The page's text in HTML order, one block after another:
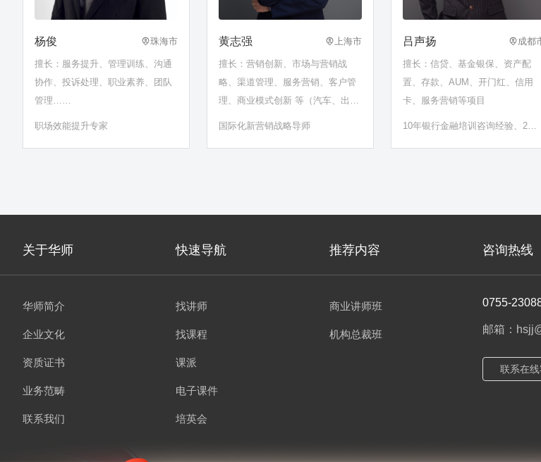
杨俊 珠海市
擅长：服务提升、管理训练、沟通
协作、投诉处理、职业素养、团队
管理……
职场效能提升专家
黄志强 上海市
擅长：营销创新、市场与营销战
略、渠道管理、服务营销、客户管
理、商业模式创新 等（汽车、出
国际化新营销战略导师
吕声扬 成都
擅长：信贷、基金银保、资产配
置、存款、AUM、开门红、信用
卡、服务营销等项目
10年银行金融培训咨询经验、200
家网点辅导经验 受训学员达6000
关于华师 快速导航 推荐内容 咨询热线
华师简介
企业文化
资质证书
业务范畴
联系我们
找讲师
找课程
课派
电子课件
培英会
商业讲师班
机构总裁班
0755-
邮箱：
联系在